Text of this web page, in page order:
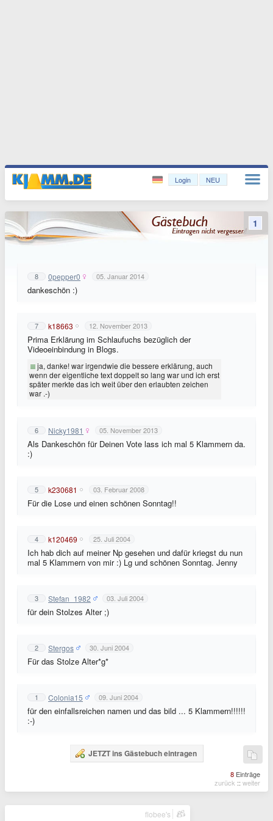
Login NEU
8 0pepper0 05. Januar 2014
dankeschön :)
7 k18663 12. November 2013
Prima Erklärung im Schlaufuchs bezüglich der
Videoeinbindung in Blogs.
ja, danke! war irgendwie die bessere erklärung, auch
wenn der eigentliche text doppelt so lang war und ich erst
später merkte das ich weit über den erlaubten zeichen
war .-)
6 Nicky1981 05. November 2013
Als Dankeschön für Deinen Vote lass ich mal 5 Klammern da.
:)
5 k230681 03. Februar 2008
Für die Lose und einen schönen Sonntag!!
4 k120469 25. Juli 2004
Ich hab dich auf meiner Np gesehen und dafür kriegst du nun
mal 5 Klammern von mir :) Lg und schönen Sonntag. Jenny
3 Stefan_1982 03. Juli 2004
für dein Stolzes Alter ;)
2 Stergos 30. Juni 2004
Für das Stolze Alter*g*
1 Colonia15 09. Juni 2004
für den einfallsreichen namen und das bild ... 5 Klammern!!!!!!
:-)
JETZT ins Gästebuch eintragen
8 Einträge
zurück :: weiter
1
flobee's